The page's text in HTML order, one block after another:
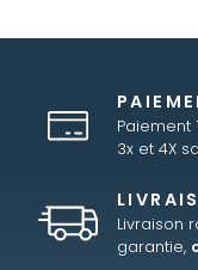
Paiement
3x et 4X
Livraison
garantie,